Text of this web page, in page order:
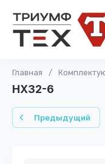
Главная /
HX32-6
Предыдущий